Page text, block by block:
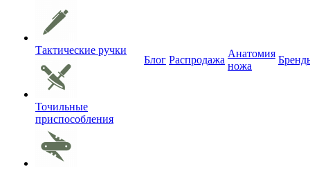
Тактические ручки
Точильные
приспособления
Блог Распродажа
Анатомия
ножа